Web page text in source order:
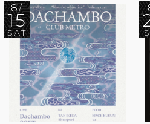
8/
15
SAT